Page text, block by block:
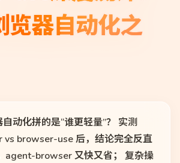
览器自动化之
动化拼的是“谁更轻量”？ 实测
browser-use 后，结论完全反直
agent-browser 又快又省； 复杂操